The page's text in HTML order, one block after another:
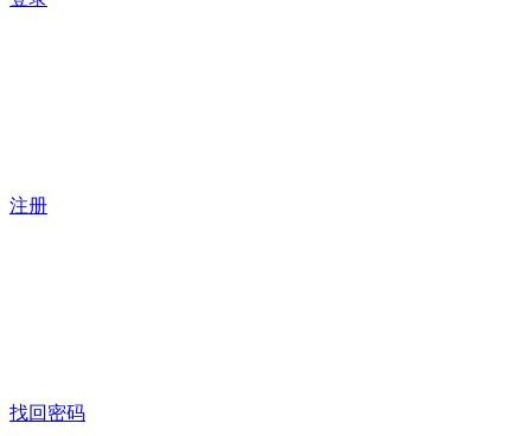
注册
找回密码